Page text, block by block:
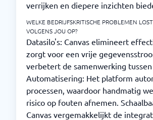
verrijken en diepere inzichten
WELKE BEDRIJFSKRITISCHE PROBLEMEN
VOLGENS JOU OP?
Datasilo's: Canvas elimineert
zorgt voor een vrije
verbetert de samenwerking
Automatisering: Het platform
processen, waardoor handmatig
risico op fouten afnemen.
Canvas vergemakkelijkt de